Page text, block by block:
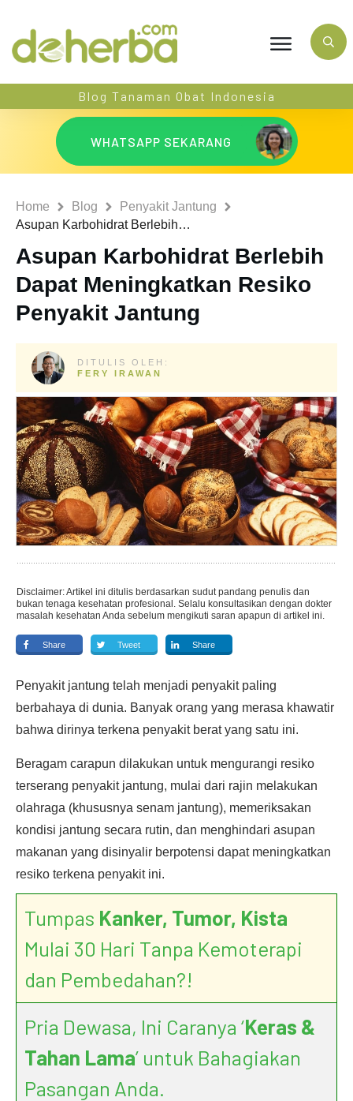
Blog Tanaman Obat Indonesia
WHATSAPP SEKARANG
Home Blog
Penyakit Jantung
Asupan Karbohidrat Berlebih Dapat Meningkatkan Resiko Penyakit Jantung
Asupan Karbohidrat Berlebih
Dapat Meningkatkan Resiko
Penyakit Jantung
DITULIS OLEH:
FERY IRAWAN
Disclaimer: Artikel ini ditulis berdasarkan sudut pandang penulis dan
bukan tenaga kesehatan profesional. Selalu konsultasikan dengan dokter
masalah kesehatan Anda sebelum mengikuti saran apapun di artikel ini.
Share Tweet Share
Penyakit jantung telah menjadi penyakit paling
berbahaya di dunia. Banyak orang yang merasa khawatir
bahwa dirinya terkena penyakit berat yang satu ini.
Beragam carapun dilakukan untuk mengurangi resiko
terserang penyakit jantung, mulai dari rajin melakukan
olahraga (khususnya senam jantung), memeriksakan
kondisi jantung secara rutin, dan menghindari asupan
makanan yang disinyalir berpotensi dapat meningkatkan
resiko terkena penyakit ini.
Tumpas Kanker, Tumor, Kista
Mulai 30 Hari Tanpa Kemoterapi
dan Pembedahan?!
Pria Dewasa, Ini Caranya ‘Keras &
Tahan Lama’ untuk Bahagiakan
Pasangan Anda.